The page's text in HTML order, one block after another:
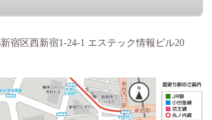
宿区西新宿1-24-1 エステック情報ビル20